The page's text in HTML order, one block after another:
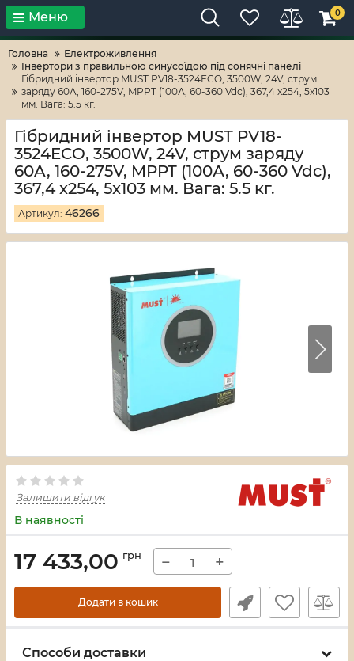
Тільки високі технології! RV-ZAFT
Меню 0
Головна
Електроживлення
Iнвертори з правильною синусоїдою під сонячні панелі
Гібридний інвертор MUST PV18-3524ECO, 3500W, 24V, струм
заряду 60A, 160-275V, MPPT (100А, 60-360 Vdc), 367,4 x254, 5x103
мм. Вага: 5.5 кг.
Гібридний інвертор MUST PV18-
3524ECO, 3500W, 24V, струм заряду
60A, 160-275V, MPPT (100А, 60-360 Vdc),
367,4 x254, 5x103 мм. Вага: 5.5 кг.
Артикул: 46266
Залишити відгук
В наявності
17 433,00 грн − +
Додати в кошик
Способи доставки